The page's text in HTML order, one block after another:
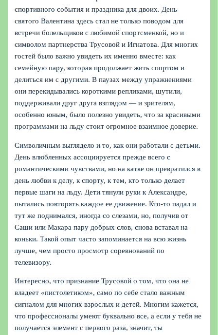
спортивного события и праздника для двоих. День
святого Валентина здесь стал не только поводом для
встречи болельщиков с любимой спортсменкой, но и
символом партнерства Трусовой и Игнатова. Для многих
гостей было важно увидеть их именно вместе: как
семейную пару, которая продолжает жить спортом и
делиться им с другими. В паузах между упражнениями
они перекидывались короткими репликами, шутили,
поддерживали друг друга взглядом — и зрителям,
особенно юным, было полезно увидеть, что за красивыми
программами на льду стоит огромное взаимное доверие.
Символичным выглядело и то, как они работали с детьми.
День влюбленных ассоциируется прежде всего с
романтическими чувствами, но на катке он превратился в
день любви к делу, к спорту, к тем, кто только делает
первые шаги на льду. Дети тянули руки к Александре,
пытались повторять каждое ее движение. Кто‑то падал и
тут же поднимался, иногда со слезами, но, получив от
Саши или Макара пару добрых слов, снова вставал на
коньки. Такой опыт часто запоминается на всю жизнь
лучше, чем просто просмотр соревнований по
телевизору.
Интересно, что признание Трусовой о том, что она не
владеет «пистолетиком», само по себе стало важным
сигналом для многих взрослых и детей. Многим кажется,
что профессионалы умеют буквально все, а если у тебя не
получается элемент с первого раза, значит, ты